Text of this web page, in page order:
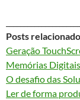
Posts
Geração
Memórias
O desafio das
Ler de forma